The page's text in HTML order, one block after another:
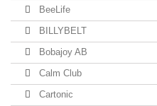
BeeLife
BILLYBELT
Bobajoy AB
Calm Club
Cartonic